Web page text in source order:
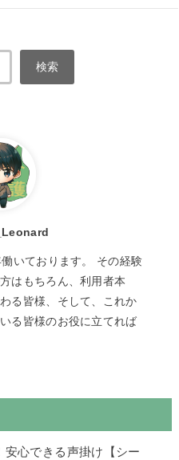
検索
いております。 その経験
はもちろん、利用者本
る皆様、そして、これか
る皆様のお役に立てれば
安心できる声掛け【シー